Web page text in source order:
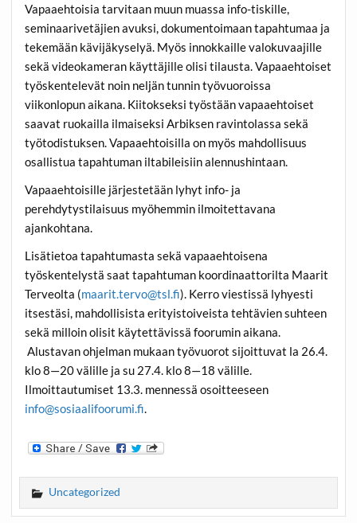
Vapaaehtoisia tarvitaan muun muassa info-tiskille,
seminaarivetäjien avuksi, dokumentoimaan tapahtumaa ja
tekemään kävijäkyselyä. Myös innokkaille valokuvaajille
sekä videokameran käyttäjille olisi tilausta. Vapaaehtoiset
työskentelevät noin neljän tunnin työvuoroissa
viikonlopun aikana. Kiitokseksi työstään vapaaehtoiset
saavat ruokailla ilmaiseksi Arbiksen ravintolassa sekä
työtodistuksen. Vapaaehtoisilla on myös mahdollisuus
osallistua tapahtuman iltabileisiin alennushintaan.
Vapaaehtoisille järjestetään lyhyt info- ja
perehdytystilaisuus myöhemmin ilmoitettavana
ajankohtana.
Lisätietoa tapahtumasta sekä vapaaehtoisena
työskentelystä saat tapahtuman koordinaattorilta Maarit
Terveolta (maarit.tervo@tsl.fi). Kerro viestissä lyhyesti
itsestäsi, mahdollisista erityistoiveista tehtävien suhteen
sekä milloin olisit käytettävissä foorumin aikana.
Alustavan ohjelman mukaan työvuorot sijoittuvat la 26.4.
klo 8—­20 välille ja su 27.4. klo 8—18 välille.
Ilmoittautumiset 13.3. mennessä osoitteeseen
info@sosiaalifoorumi.fi.
Uncategorized